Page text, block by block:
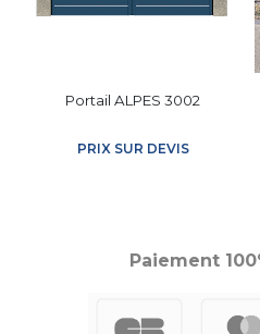
Portail ALPES 3002
PRIX SUR DEVIS
Paiement